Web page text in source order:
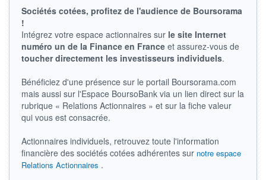
+ HAUT + BAS
VOLUME
1 922 0,00%
VALORISATION DERNIER ÉCHANGE
LIMITE À LA
BAISSE
0,000
LIMITE À LA
HAUSSE
0,000
- -
DERNIER
Sociétés cotées, profitez de l'audience de Boursorama
!
Intégrez votre espace actionnaires sur le site Internet
numéro un de la Finance en France et assurez-vous de
toucher directement les investisseurs individuels.
Bénéficiez d'une présence sur le portail Boursorama.com
mais aussi sur l'Espace BoursoBank via un lien direct sur la
rubrique « Relations Actionnaires » et sur la fiche valeur
qui vous est consacrée.
Actionnaires individuels, retrouvez toute l'information
financière des sociétés cotées adhérentes sur notre espace
Relations Actionnaires .